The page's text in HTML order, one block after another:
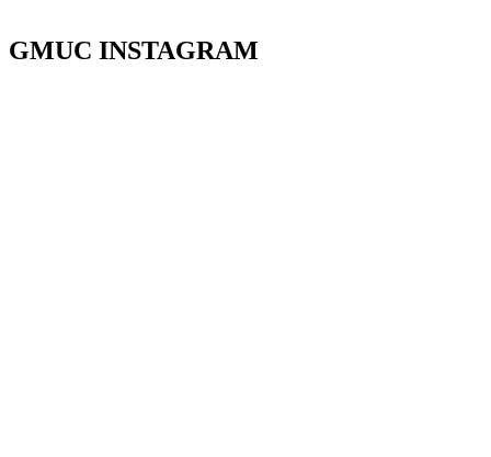
GMUC INSTAGRAM